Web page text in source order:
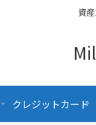
資
クレジットカード